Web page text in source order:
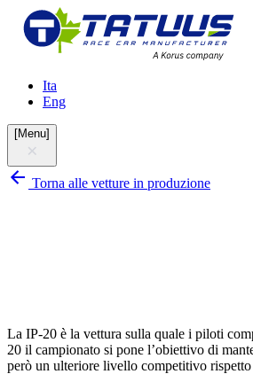
Ita
Eng
[Menu]
Torna alle vetture in produzione
La IP-20 è la vettura sulla quale i piloti
20 il campionato si pone l’obiettivo di
però un ulteriore livello competitivo